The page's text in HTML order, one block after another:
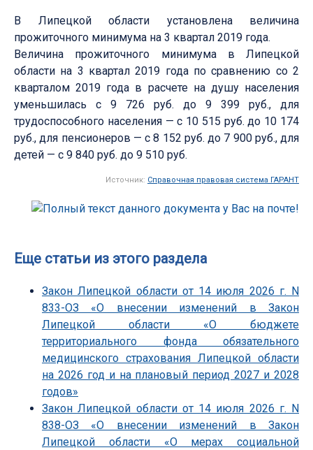
В Липецкой области установлена величина
прожиточного минимума на 3 квартал 2019 года.
Величина прожиточного минимума в Липецкой
области на 3 квартал 2019 года по сравнению со 2
кварталом 2019 года в расчете на душу населения
уменьшилась с 9 726 руб. до 9 399 руб., для
трудоспособного населения — с 10 515 руб. до 10 174
руб., для пенсионеров — с 8 152 руб. до 7 900 руб., для
детей — с 9 840 руб. до 9 510 руб.
Источник: Справочная правовая система ГАРАНТ
Еще статьи из этого раздела
Закон Липецкой области от 14 июля 2026 г. N
833-ОЗ «О внесении изменений в Закон
Липецкой области «О бюджете
территориального фонда обязательного
медицинского страхования Липецкой области
на 2026 год и на плановый период 2027 и 2028
годов»
Закон Липецкой области от 14 июля 2026 г. N
838-ОЗ «О внесении изменений в Закон
Липецкой области «О мерах социальной